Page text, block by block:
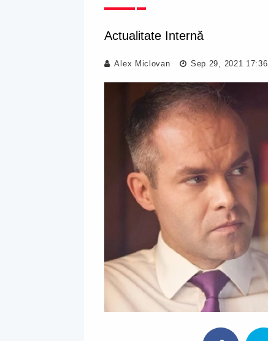
Actualitate Internă
Alex Miclovan Sep 29, 2021 17:36